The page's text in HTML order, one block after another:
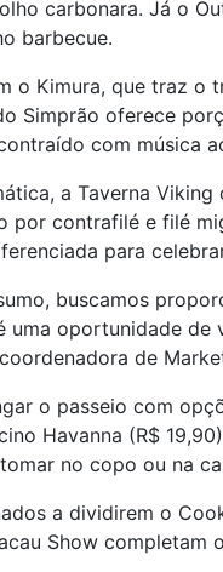
carbonara. Já o
barbecue.
o Kimura, que traz o
Simprão oferece
com música
a Taverna
por contrafilé e filé
para
buscamos
uma oportunidade
de
o passeio com
Havanna (R$
no copo ou na
a dividirem o
Show